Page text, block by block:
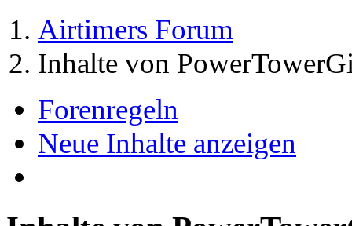
Airtimers Forum
Inhalte von
Forenregeln
Neue Inhalte anzeigen